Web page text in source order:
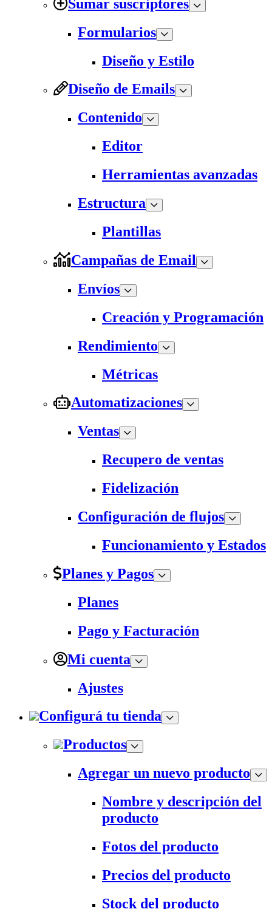
Sumar suscriptores
Formularios
Diseño y Estilo
Diseño de Emails
Contenido
Editor
Herramientas avanzadas
Estructura
Plantillas
Campañas de Email
Envíos
Creación y Programación
Rendimiento
Métricas
Automatizaciones
Ventas
Recupero de ventas
Fidelización
Configuración de flujos
Funcionamiento y Estados
Planes y Pagos
Planes
Pago y Facturación
Mi cuenta
Ajustes
Configurá tu tienda
Productos
Agregar un nuevo producto
Nombre y descripción del
producto
Fotos del producto
Precios del producto
Stock del producto